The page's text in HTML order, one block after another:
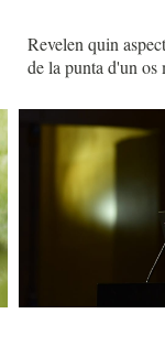
Revelen quin
de la punta d'un os